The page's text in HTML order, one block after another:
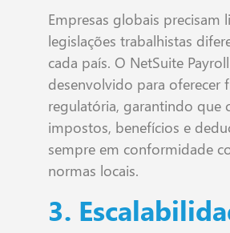
Empresas globais precisam
legislações trabalhistas
cada país. O NetSuite
desenvolvido para oferecer
regulatória, garantindo que
impostos, benefícios e
sempre em conformidade
normas locais.
3.